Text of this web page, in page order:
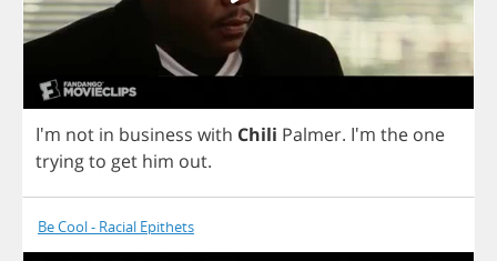
I'm not in business with Chili Palmer. I'm the one
tryingto get him out.
Be Cool - Racial Epithets